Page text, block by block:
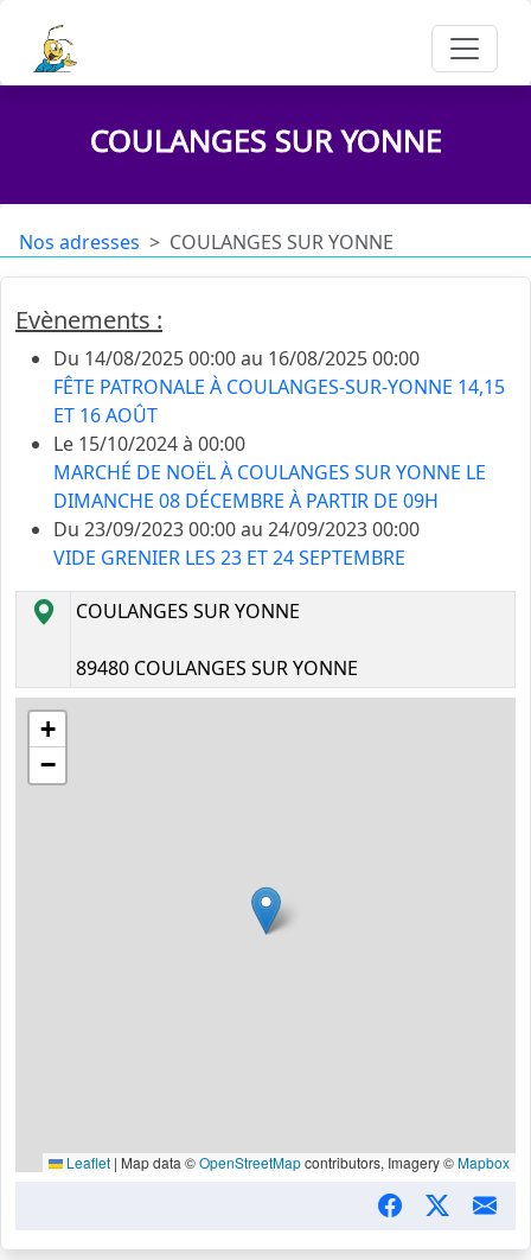
COULANGES SUR YONNE
Nos adresses COULANGES SUR YONNE
Evènements :
Du 14/08/2025 00:00 au 16/08/2025 00:00
FÊTE PATRONALE À COULANGES-SUR-YONNE 14,15
ET 16 AOÛT
Le 15/10/2024 à 00:00
MARCHÉ DE NOËL À COULANGES SUR YONNE LE
DIMANCHE 08 DÉCEMBRE À PARTIR DE 09H
Du 23/09/2023 00:00 au 24/09/2023 00:00
VIDE GRENIER LES 23 ET 24 SEPTEMBRE
COULANGES SUR YONNE
89480 COULANGES SUR YONNE
+
−
Leaflet | Map data ©OpenStreetMapcontributors, Imagery ©Mapbox